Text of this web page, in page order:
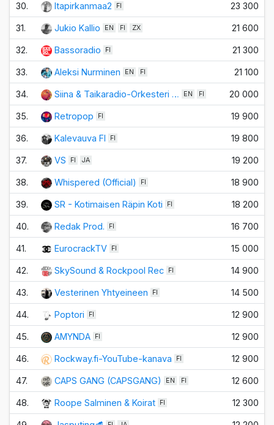
30. Itapirkanmaa2 FI 23 300
31. Jukio Kallio EN FI ZX 21 600
32. Bassoradio FI 21 300
33. Aleksi Nurminen EN FI 21 100
34. Siina & Taikaradio-Orkesteri … EN FI 20 000
35. Retropop FI 19 900
36. Kalevauva FI FI 19 800
37. VS FI JA 19 200
38. Whispered (Official) FI 18 900
39. SR - Kotimaisen Räpin Koti FI 18 200
40. Redak Prod. FI 16 700
41. EurocrackTV FI 15 000
42. SkySound & Rockpool Rec FI 14 900
43. Vesterinen Yhtyeineen FI 14 500
44. Poptori FI 12 900
45. AMYNDA FI 12 900
46. Rockway.fi-YouTube-kanava FI 12 900
47. CAPS GANG (CAPSGANG) EN FI 12 600
48. Roope Salminen & Koirat FI 12 300